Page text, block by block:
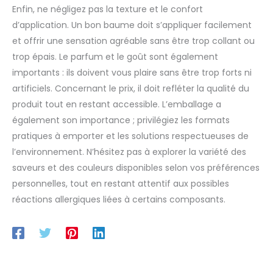
Enfin, ne négligez pas la texture et le confort
d’application. Un bon baume doit s’appliquer facilement
et offrir une sensation agréable sans être trop collant ou
trop épais. Le parfum et le goût sont également
importants : ils doivent vous plaire sans être trop forts ni
artificiels. Concernant le prix, il doit refléter la qualité du
produit tout en restant accessible. L’emballage a
également son importance ; privilégiez les formats
pratiques à emporter et les solutions respectueuses de
l’environnement. N’hésitez pas à explorer la variété des
saveurs et des couleurs disponibles selon vos préférences
personnelles, tout en restant attentif aux possibles
réactions allergiques liées à certains composants.